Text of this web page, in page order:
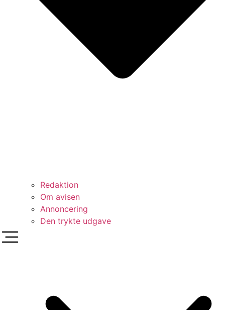
Redaktion
Om avisen
Annoncering
Den trykte udgave